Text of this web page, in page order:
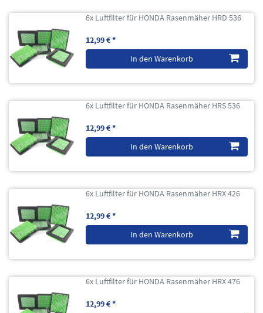
6x Luftfilter für HONDA Rasenmäher HRD 536
12,99 € *
In den Warenkorb
6x Luftfilter für HONDA Rasenmäher HRS 536
12,99 € *
In den Warenkorb
6x Luftfilter für HONDA Rasenmäher HRX 426
12,99 € *
In den Warenkorb
6x Luftfilter für HONDA Rasenmäher HRX 476
12,99 € *